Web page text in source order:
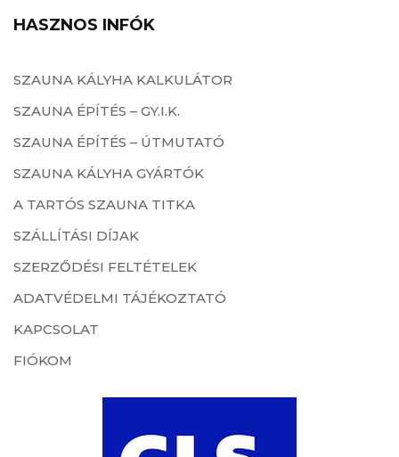
HASZNOS INFÓK
SZAUNA KÁLYHA KALKULÁTOR
SZAUNA ÉPÍTÉS – GY.I.K.
SZAUNA ÉPÍTÉS – ÚTMUTATÓ
SZAUNA KÁLYHA GYÁRTÓK
A TARTÓS SZAUNA TITKA
SZÁLLÍTÁSI DÍJAK
SZERZŐDÉSI FELTÉTELEK
ADATVÉDELMI TÁJÉKOZTATÓ
KAPCSOLAT
FIÓKOM